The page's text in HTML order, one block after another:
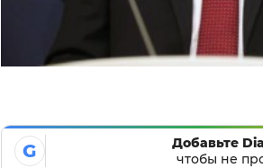
G
Добавьте
чтобы не